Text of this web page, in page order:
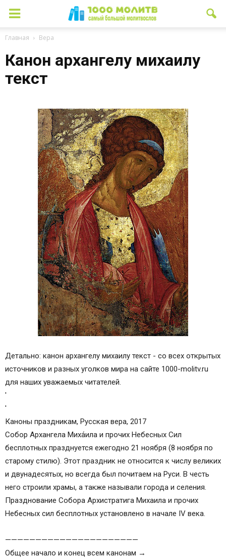
Главная Вера
Канон архангелу михаилу
текст
Детально: канон архангелу михаилу текст - со всех открытых
источников и разных уголков мира на сайте 1000-molitv.ru
для наших уважаемых читателей.
'
'
Каноны праздникам, Русская вера, 2017
Собор Архангела Миха́ила и прочих Небесных Сил
бесплотных празднуется ежегодно 21 ноября (8 ноября по
старому стилю). Этот праздник не относится к числу великих
и двунадесятых, но всегда был почитаем на Руси. В честь
него строили храмы, а также называли города и селения.
Празднование Собора Архистратига Михаила и прочих
Небесных сил бесплотных установлено в начале IV века.
——————————————————————
Общее начало и конец всем канонам →